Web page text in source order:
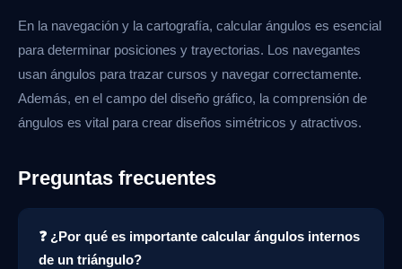
En la navegación y la cartografía, calcular ángulos es esencial
para determinar posiciones y trayectorias. Los navegantes
usan ángulos para trazar cursos y navegar correctamente.
Además, en el campo del diseño gráfico, la comprensión de
ángulos es vital para crear diseños simétricos y atractivos.
Preguntas frecuentes
❓ ¿Por qué es importante calcular ángulos internos
de un triángulo?